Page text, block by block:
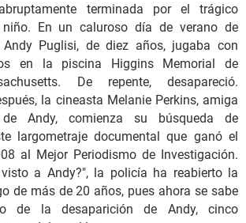
terminada por el trágico
En un caluroso día de verano de
Puglisi, de diez años, jugaba con
en la piscina Higgins Memorial de
De repente, desapareció.
la cineasta Melanie Perkins, amiga
Andy, comienza su búsqueda de
largometraje documental que ganó el
al Mejor Periodismo de Investigación.
a Andy?", la policía ha reabierto la
de más de 20 años, pues ahora se sabe
de la desaparición de Andy, cinco